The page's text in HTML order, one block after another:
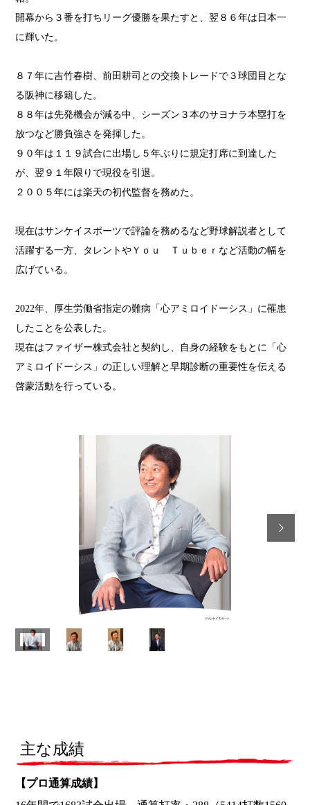
開幕から３番を打ちリーグ優勝を果たすと、翌８６年は日本一
に輝いた。
８７年に吉竹春樹、前田耕司との交換トレードで３球団目とな
る阪神に移籍した。
８８年は先発機会が減る中、シーズン３本のサヨナラ本塁打を
放つなど勝負強さを発揮した。
９０年は１１９試合に出場し５年ぶりに規定打席に到達した
が、翌９１年限りで現役を引退。
２００５年には楽天の初代監督を務めた。
現在はサンケイスポーツで評論を務めるなど野球解説者として
活躍する一方、タレントやＹｏｕ Ｔｕｂｅｒなど活動の幅を
広げている。
2022年、厚生労働省指定の難病「心アミロイドーシス」に罹患
したことを公表した。
現在はファイザー株式会社と契約し、自身の経験をもとに「心
アミロイドーシス」の正しい理解と早期診断の重要性を伝える
啓蒙活動を行っている。

主な成績
【プロ通算成績】